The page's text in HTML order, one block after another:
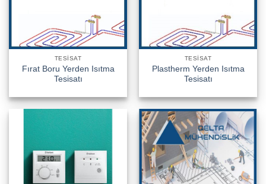
TESISAT
Fırat Boru Yerden Isıtma
Tesisatı
TESISAT
Plastherm Yerden Isıtma
Tesisatı